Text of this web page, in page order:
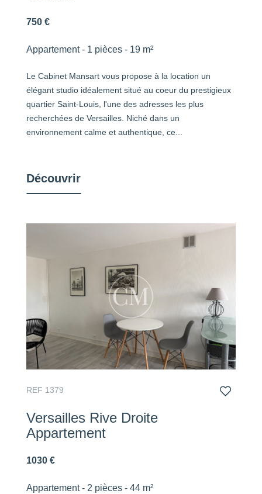
750 €
Appartement - 1 pièces - 19 m²
Le Cabinet Mansart vous propose à la location un
élégant studio idéalement situé au coeur du prestigieux
quartier Saint-Louis, l'une des adresses les plus
recherchées de Versailles. Niché dans un
environnement calme et authentique, ce...
Découvrir
REF 1379
Versailles Rive Droite
Appartement
1030 €
Appartement - 2 pièces - 44 m²